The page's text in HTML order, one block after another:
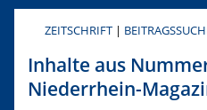
ZEITSCHRIFT |
Inhalte aus
Niederrhein-